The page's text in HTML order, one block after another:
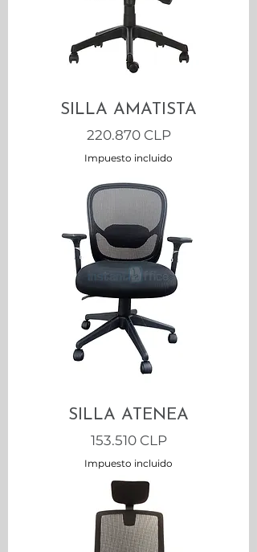
SILLA AMATISTA
Precio
220.870 CLP
Impuesto incluido
SILLA ATENEA
Precio
153.510 CLP
Impuesto incluido